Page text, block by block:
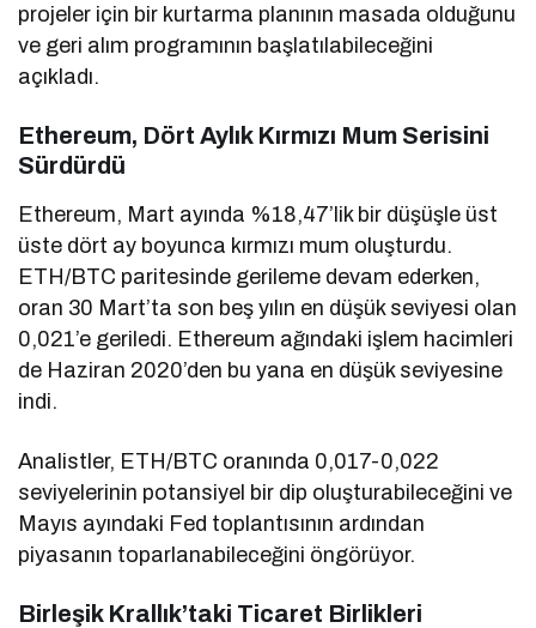
projeler için bir kurtarma planının masada olduğunu
ve geri alım programının başlatılabileceğini
açıkladı.
Ethereum, Dört Aylık Kırmızı Mum Serisini
Sürdürdü
Ethereum, Mart ayında %18,47’lik bir düşüşle üst
üste dört ay boyunca kırmızı mum oluşturdu.
ETH/BTC paritesinde gerileme devam ederken,
oran 30 Mart’ta son beş yılın en düşük seviyesi olan
0,021’e geriledi. Ethereum ağındaki işlem hacimleri
de Haziran 2020’den bu yana en düşük seviyesine
indi.
Analistler, ETH/BTC oranında 0,017-0,022
seviyelerinin potansiyel bir dip oluşturabileceğini ve
Mayıs ayındaki Fed toplantısının ardından
piyasanın toparlanabileceğini öngörüyor.
Birleşik Krallık’taki Ticaret Birlikleri